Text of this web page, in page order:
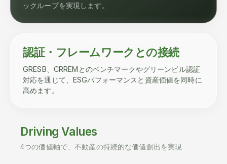
ックループを実現します。
認証・フレームワークとの接続
GRESB、CRREMとのベンチマークやグリーンビル認証
対応を通じて、ESGパフォーマンスと資産価値を同時に
高めます。
Driving Values
4つの価値軸で、不動産の持続的な価値創出を実現